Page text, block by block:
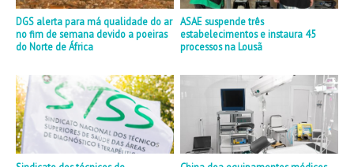
DGS alerta para má qualidade do ar
no fim de semana devido a poeiras
do Norte de África
ASAE suspende três
estabelecimentos e instaura 45
processos na Lousã